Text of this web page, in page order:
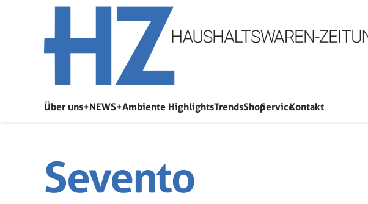
Über uns+NEWS+Ambiente HighlightsTrendsShopServiceKontakt
Sevento